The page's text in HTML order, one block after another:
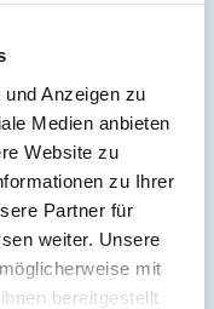
Anzeigen zu
Medien anbieten
Website zu
zu Ihrer
Partner für
weiter. Unsere
mit
bereitgestellt